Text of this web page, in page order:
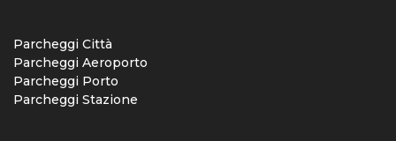
Parcheggi Città
Parcheggi Aeroporto
Parcheggi Porto
Parcheggi Stazione